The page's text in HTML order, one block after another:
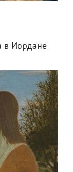
в Иордане